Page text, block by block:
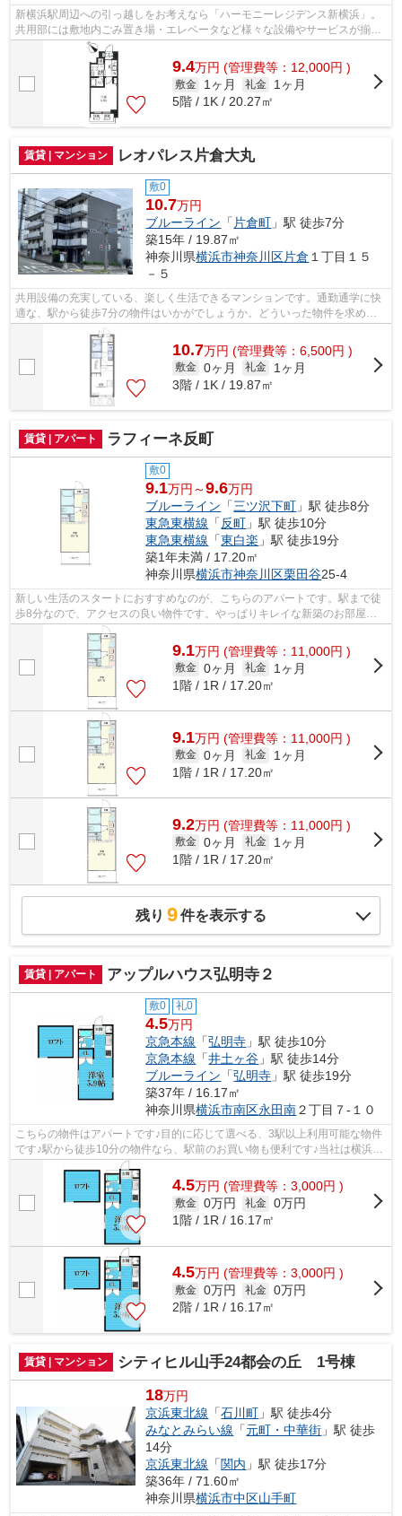
新横浜駅周辺への引っ越しをお考えなら「ハーモニーレジデンス新横浜」。
共用部には敷地内ごみ置き場・エレベータなど様々な設備やサービスが揃っ
ているので便利です。築6年のイチオシ...
9.4万円 (管理費等：12,000円 )
敷金 1ヶ月 礼金
1ヶ月
5階 / 1K / 20.27㎡
賃貸 | マンション レオパレス片倉大丸
敷0
10.7万円
ブルーライン 「 片倉町 」駅 徒歩7分
築15年 / 19.87㎡
神奈川県横浜市神奈川区片倉 １丁目１５
－５
共用設備の充実している、楽しく生活できるマンションです。通勤通学に快
適な、駅から徒歩7分の物件はいかがでしょうか。どういった物件を求めて
いるのか、プランを持っていてください...
10.7万円 (管理費等：6,500円 )
敷金 0ヶ月 礼金
1ヶ月
3階 / 1K / 19.87㎡
賃貸 | アパート ラフィーネ反町
敷0
9.1万円～9.6万円
ブルーライン 「三ツ沢下町 」駅 徒歩8分
東急東横線 「 反町 」駅 徒歩10分
東急東横線 「東白楽 」駅 徒歩19分
築1年未満 / 17.20㎡
神奈川県横浜市神奈川区栗田谷25-4
新しい生活のスタートにおすすめなのが、こちらのアパートです。駅まで徒
歩8分なので、アクセスの良い物件です。やっぱりキレイな新築のお部屋が
いい、そんな方におススメの物件。2026...
9.1万円 (管理費等：11,000円 )
敷金 0ヶ月 礼金
1ヶ月
1階 / 1R / 17.20㎡
9.1万円 (管理費等：11,000円 )
敷金 0ヶ月 礼金
1ヶ月
1階 / 1R / 17.20㎡
9.2万円 (管理費等：11,000円 )
敷金 0ヶ月 礼金
1ヶ月
1階 / 1R / 17.20㎡
残り 9件を表示する
賃貸 | アパート アップルハウス弘明寺２
敷0 礼0
4.5万円
京急本線 「弘明寺 」駅 徒歩10分
京急本線 「井土ヶ谷 」駅 徒歩14分
ブルーライン 「弘明寺 」駅 徒歩19分
築37年 / 16.17㎡
神奈川県横浜市南区永田南２丁目７-１０
こちらの物件はアパートです♪目的に応じて選べる、3駅以上利用可能な物件
です♪駅から徒歩10分の物件なら、駅前のお買い物も便利です♪当社は横浜市
南区にある賃貸物件情報を豊富に取り...
4.5万円 (管理費等：3,000円 )
敷金 0万円 礼金 0万円
1階 / 1R / 16.17㎡
4.5万円 (管理費等：3,000円 )
敷金 0万円 礼金 0万円
2階 / 1R / 16.17㎡
賃貸 | マンション シティヒル山手24都会の丘 1号棟
18万円
京浜東北線 「石川町 」駅 徒歩4分
みなとみらい線 「元町・中華街 」駅 徒歩
14分
京浜東北線 「関内 」駅 徒歩17分
築36年 / 71.60㎡
神奈川県横浜市中区山手町